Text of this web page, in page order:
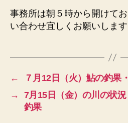
事務所は朝５時から開けて
い合わせ宜しくお願いします
←
７月12日（火）鮎の釣果
→
7月15日（金）の川の状
釣果